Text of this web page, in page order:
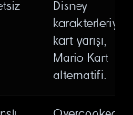
Disney
karakterleriyle
kart yarışı,
Mario Kart
alternatifi.